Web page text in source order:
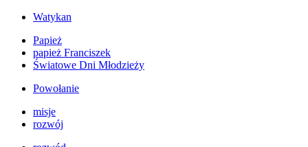
Watykan
Papież
papież Franciszek
Światowe Dni Młodzieży
Powołanie
misje
rozwój